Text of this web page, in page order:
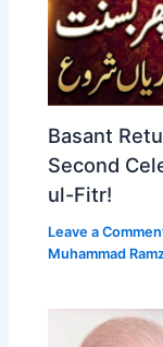
Basant
Second
ul-Fitr!
Leave a
Muhammad